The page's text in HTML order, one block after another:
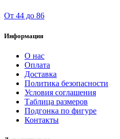
От 44 до 86
Информация
О нас
Оплата
Доставка
Политика безопасности
Условия соглашения
Таблица размеров
Подгонка по фигуре
Контакты